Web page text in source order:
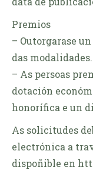
Premios
– Outorgarase
das modalidades.
– As persoas
dotación
honorífica e un
As solicitudes
electrónica a
dispoñible en